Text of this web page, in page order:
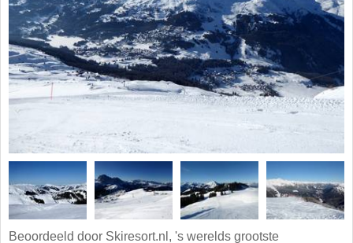
Beoordeeld door Skiresort.nl, 's werelds grootste